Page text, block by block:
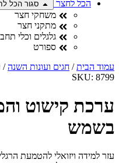
הכל לחצר
סגור הכל
משחקי חצר
מתקני חצר
גלגלים וכלי
ספורט
הבית/חגים ועונות השנה/
SKU:
קישוט
למידה ויזואלי להטמעת